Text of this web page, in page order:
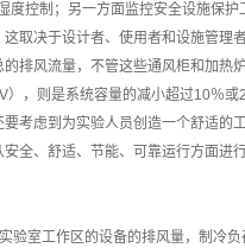
控制；另一方面监控安全设施保护
取决于设计者、使用者和设施管
排风流量，不管这些通风柜和加
，则是系统容量的减小超过10％或
考虑到为实验人员创造一个舒适的
全、舒适、节能、可靠运行方面
验室工作区的设备的排风量，制冷